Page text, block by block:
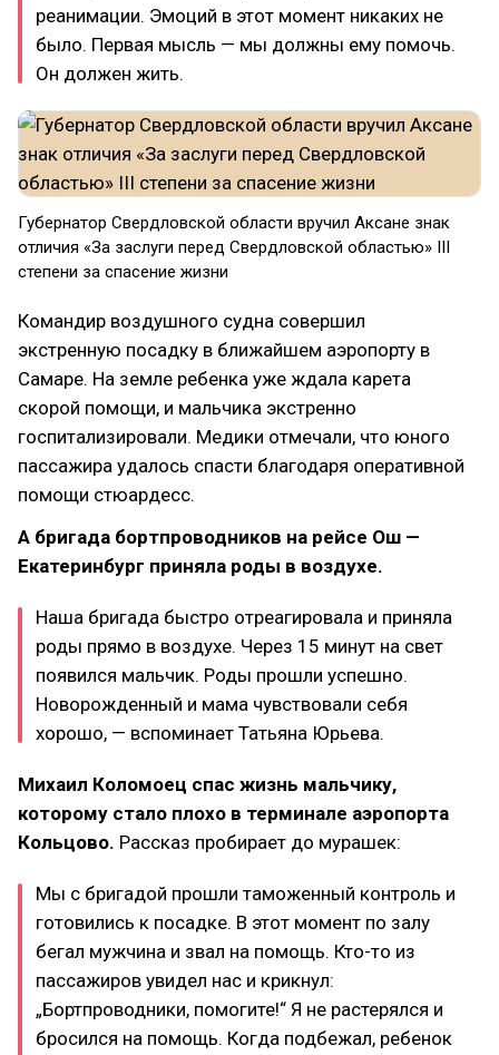
реанимации. Эмоций в этот момент никаких не
было. Первая мысль — мы должны ему помочь.
Он должен жить.
Губернатор Свердловской области вручил Аксане знак
отличия «За заслуги перед Свердловской областью» III
степени за спасение жизни
Командир воздушного судна совершил
экстренную посадку в ближайшем аэропорту в
Самаре. На земле ребенка уже ждала карета
скорой помощи, и мальчика экстренно
госпитализировали. Медики отмечали, что юного
пассажира удалось спасти благодаря оперативной
помощи стюардесс.
А бригада бортпроводников на рейсе Ош —
Екатеринбург приняла роды в воздухе.
Наша бригада быстро отреагировала и приняла
роды прямо в воздухе. Через 15 минут на свет
появился мальчик. Роды прошли успешно.
Новорожденный и мама чувствовали себя
хорошо, — вспоминает Татьяна Юрьева.
Михаил Коломоец спас жизнь мальчику,
которому стало плохо в терминале аэропорта
Кольцово. Рассказ пробирает до мурашек:
Мы с бригадой прошли таможенный контроль и
готовились к посадке. В этот момент по залу
бегал мужчина и звал на помощь. Кто-то из
пассажиров увидел нас и крикнул:
„Бортпроводники, помогите!“ Я не растерялся и
бросился на помощь. Когда подбежал, ребенок